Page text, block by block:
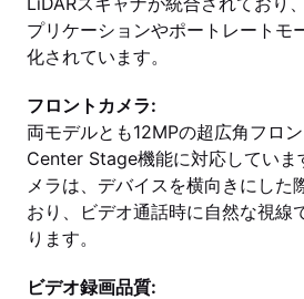
プリケーションやポートレートモ
化されています。
フロントカメラ:
両モデルとも12MPの超広角フロン
Center Stage機能に対応していま
メラは、デバイスを横向きにした
おり、ビデオ通話時に自然な視線
ります。
ビデオ録画品質: